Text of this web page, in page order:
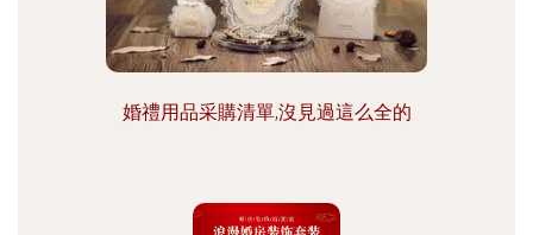
婚禮用品采購清單,沒見過這么全的